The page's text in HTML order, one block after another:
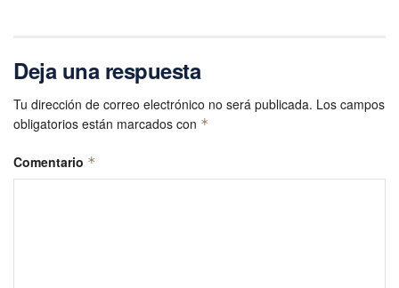
Deja una respuesta
Tu dirección de correo electrónico no será publicada. Los campos
obligatorios están marcados con *
Comentario *